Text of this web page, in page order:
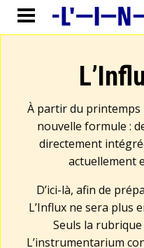
À partir du printemps
nouvelle formule :
directement
actuellement
D’ici-là, afin de
L’Influx ne sera plus
Seuls la
L’instrumentarium